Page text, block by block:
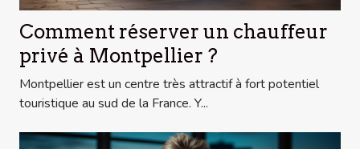
Comment réserver un chauffeur
privé à Montpellier ?
Montpellier est un centre très attractif à fort potentiel
touristique au sud de la France. Y...